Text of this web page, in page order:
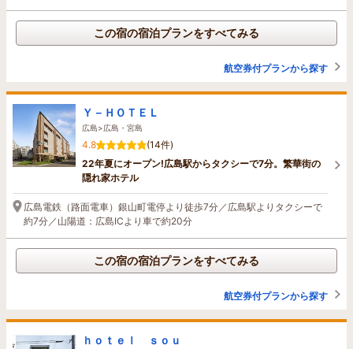
この宿の宿泊プランをすべてみる
航空券付プランから探す
Ｙ－ＨＯＴＥＬ
広島>広島・宮島
4.8
(14件)
22年夏にオープン!広島駅からタクシーで7分。繁華街の
隠れ家ホテル
広島電鉄（路面電車）銀山町電停より徒歩7分／広島駅よりタクシーで
約7分／山陽道：広島ICより車で約20分
この宿の宿泊プランをすべてみる
航空券付プランから探す
ｈｏｔｅｌ ｓｏｕ